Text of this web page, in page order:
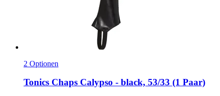
2 Optionen
Tonics Chaps Calypso -​ black, 53/33 (1 Paar)